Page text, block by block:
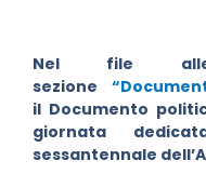
Nel file
sezione
il Documento
giornata
sessantennale